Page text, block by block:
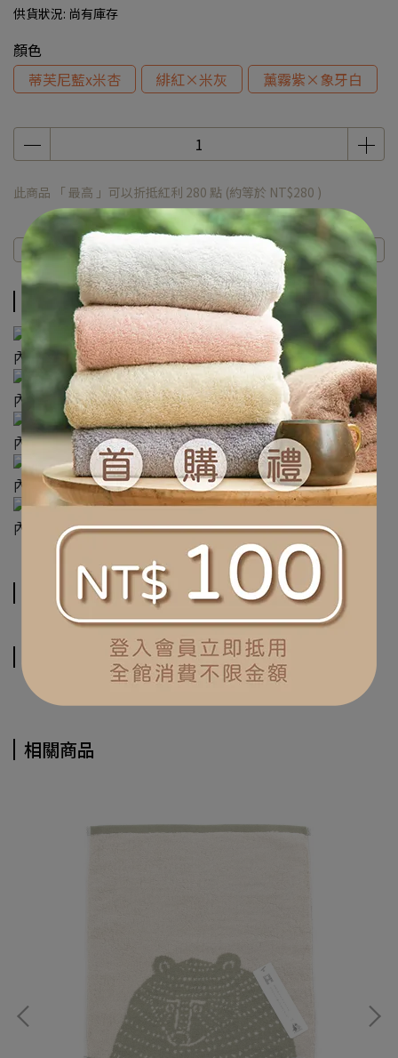
供貨狀況: 尚有庫存
顏色
蒂芙尼藍x米杏
緋紅×米灰 薰霧紫×象牙白
此商品 「 最高 」可以折抵紅利 280 點 (約等於 NT$280 )
商品介紹 規格說明 運送方式
商品介紹
規格說明
相關商品